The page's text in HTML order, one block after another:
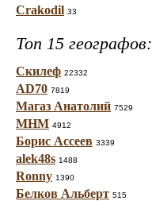
Crakodil 33
Топ 15 географов:
Скилеф 22332
AD70 7819
Магаз Анатолий 7529
МНМ 4912
Борис Ассеев 3339
alek48s 1488
Ronny 1390
Белков Альберт 515